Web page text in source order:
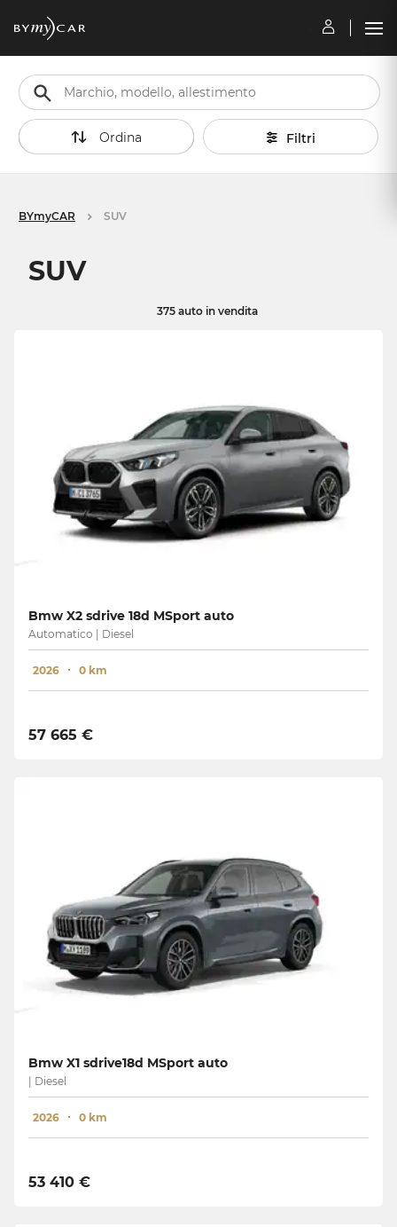
Ordina Filtri
BYmyCAR SUV
SUV
375 auto in vendita
Bmw X2 sdrive 18d MSport auto
Automatico | Diesel
2026 0 km
57 665 €
Bmw X1 sdrive18d MSport auto
| Diesel
2026 0 km
53 410 €